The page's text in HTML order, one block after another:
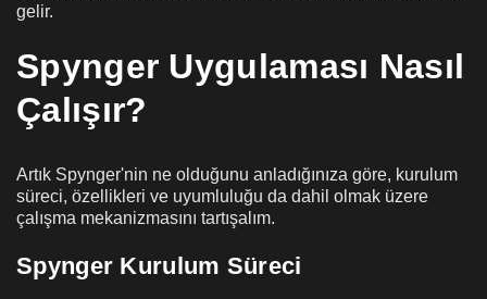
gelir.
Spynger Uygulaması Nasıl
Çalışır?
Artık Spynger'nin ne olduğunu anladığınıza göre, kurulum
süreci, özellikleri ve uyumluluğu da dahil olmak üzere
çalışma mekanizmasını tartışalım.
Spynger Kurulum Süreci